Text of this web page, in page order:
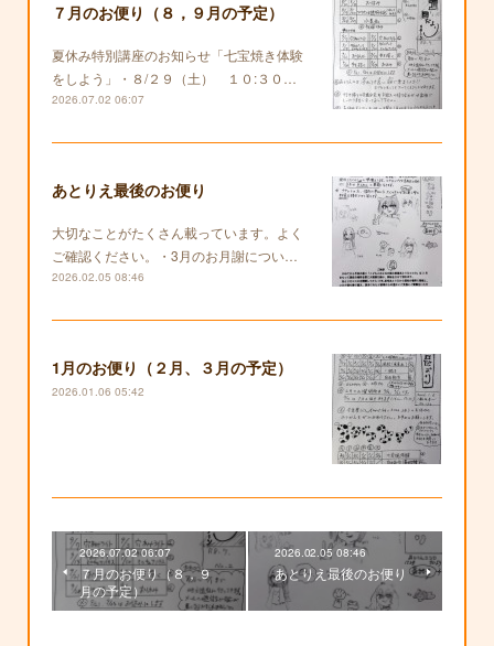
７月のお便り（８，９月の予定）
夏休み特別講座のお知らせ「七宝焼き体験
をしよう」・８/２９（土） １０:３０…
2026.07.02 06:07
あとりえ最後のお便り
大切なことがたくさん載っています。よく
ご確認ください。・3月のお月謝につい…
2026.02.05 08:46
1月のお便り（２月、３月の予定）
2026.01.06 05:42
2026.07.02 06:07
７月のお便り（８，９
月の予定）
2026.02.05 08:46
あとりえ最後のお便り